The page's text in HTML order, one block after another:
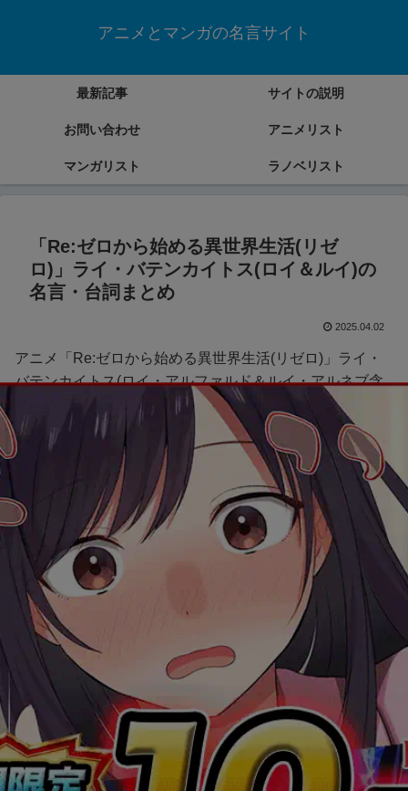
アニメとマンガの名言サイト
最新記事 サイトの説明
お問い合わせ アニメリスト
マンガリスト ラノベリスト
「Re:ゼロから始める異世界生活(リゼ
ロ)」ライ・バテンカイトス(ロイ＆ルイ)の
名言・台詞まとめ
2025.04.02
アニメ「Re:ゼロから始める異世界生活(リゼロ)」ライ・
バテンカイトス(ロイ・アルファルド＆ルイ・アルネブ含
む)の名言・台詞をまとめていきます。